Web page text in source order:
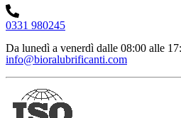
0331 980245
Da lunedì a venerdì dalle 08:00 alle
info@bioralubrificanti.com